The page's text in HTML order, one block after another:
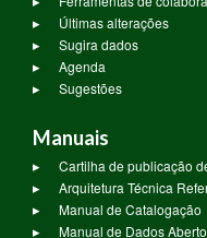
Últimas alterações
Sugira dados
Agenda
Sugestões
Manuais
Cartilha de publicação
Arquitetura Técnica
Manual de Catalogação
Manual de Dados